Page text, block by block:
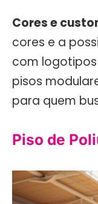
Cores e
cores e a
com
pisos
para quem
Piso de